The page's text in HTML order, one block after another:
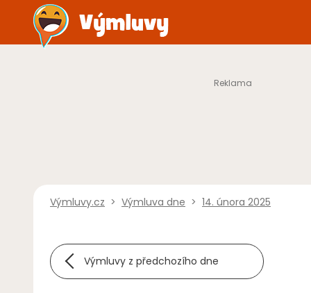
Výmluvy.cz > Výmluva dne > 14. února 2025
Výmluvy z předchozího dne